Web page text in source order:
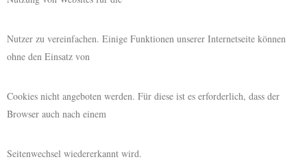
Nutzer zu vereinfachen. Einige Funktionen unserer Internetseite können
ohne den Einsatz von
Cookies nicht angeboten werden. Für diese ist es erforderlich, dass der
Browser auch nach einem
Seitenwechsel wiedererkannt wird.